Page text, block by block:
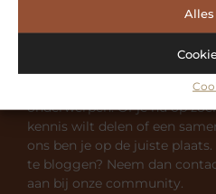
Alles
Bekijk meer
Samen-1.nl is dé plek voor
onderwerpen. Of je nu op
kennis wilt delen of een
ons ben je op de juiste
te bloggen? Neem dan
aan bij onze community.